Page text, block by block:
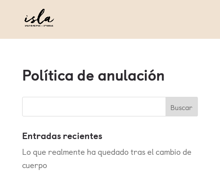
Política de anulación
Entradas recientes
Lo que realmente ha quedado tras el cambio de
cuerpo